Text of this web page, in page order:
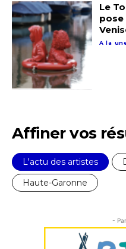
Le
pose
A la
Affiner vos
L'actu des artistes
Haute-Garonne
-